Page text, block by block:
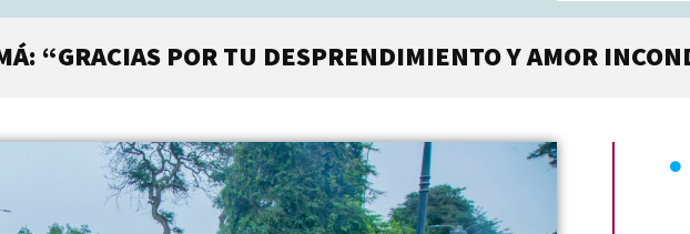
“GRACIAS POR TU DESPRENDIMIENTO Y AMOR